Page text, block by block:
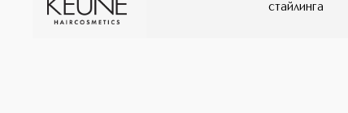
стайлинга